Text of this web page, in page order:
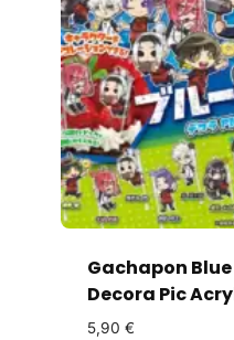
Gachapon
Decora Pic
5,90 €